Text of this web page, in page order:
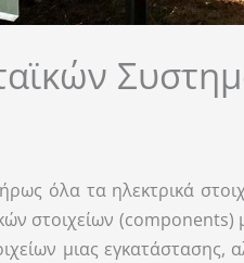
όλα τα ηλεκτρικά
στοιχείων
μιας εγκατάστασης,